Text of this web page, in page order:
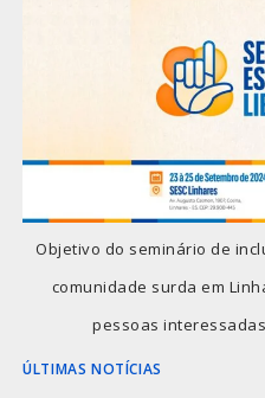
Objetivo do seminário de
comunidade surda em
pessoas
ÚLTIMAS NOTÍCIAS